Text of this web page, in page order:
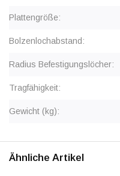
Plattengröße:
Bolzenlochabstand:
Radius Befestigungslöcher:
Tragfähigkeit:
Gewicht (kg):
Ähnliche Artikel